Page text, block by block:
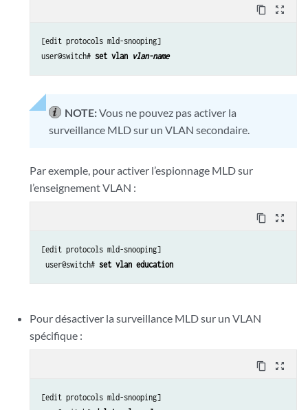
content_copy zoom_out_map
[edit protocols mld-snooping]
user@switch# set vlan vlan-name
NOTE:Vous ne pouvez pas activer la
surveillance MLD sur un VLAN secondaire.
Par exemple, pour activer l’espionnage MLD sur
l’enseignement VLAN :
content_copy zoom_out_map
[edit protocols mld-snooping]
user@switch# set vlan education
Pour désactiver la surveillance MLD sur un VLAN
spécifique :
content_copy zoom_out_map
[edit protocols mld-snooping]